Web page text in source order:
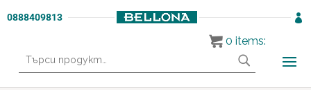
0888409813 
за:
0 items: